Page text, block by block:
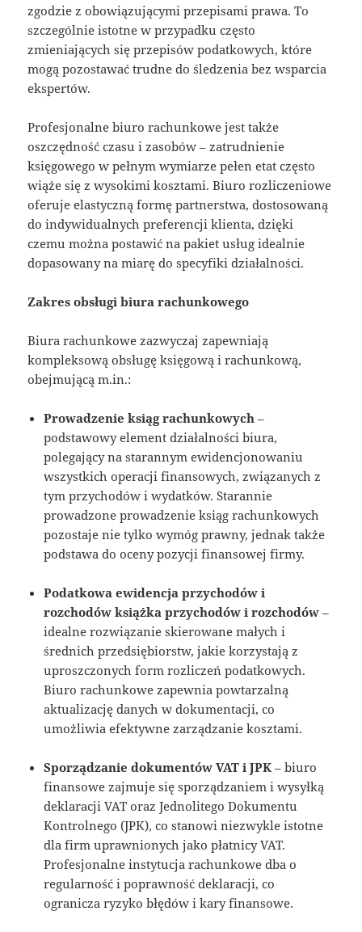
zgodzie z obowiązującymi przepisami prawa. To
szczególnie istotne w przypadku często
zmieniających się przepisów podatkowych, które
mogą pozostawać trudne do śledzenia bez wsparcia
ekspertów.
Profesjonalne biuro rachunkowe jest także
oszczędność czasu i zasobów – zatrudnienie
księgowego w pełnym wymiarze pełen etat często
wiąże się z wysokimi kosztami. Biuro rozliczeniowe
oferuje elastyczną formę partnerstwa, dostosowaną
do indywidualnych preferencji klienta, dzięki
czemu można postawić na pakiet usług idealnie
dopasowany na miarę do specyfiki działalności.
Zakres obsługi biura rachunkowego
Biura rachunkowe zazwyczaj zapewniają
kompleksową obsługę księgową i rachunkową,
obejmującą m.in.:
Prowadzenie ksiąg rachunkowych –
podstawowy element działalności biura,
polegający na starannym ewidencjonowaniu
wszystkich operacji finansowych, związanych z
tym przychodów i wydatków. Starannie
prowadzone prowadzenie ksiąg rachunkowych
pozostaje nie tylko wymóg prawny, jednak także
podstawa do oceny pozycji finansowej firmy.
Podatkowa ewidencja przychodów i
rozchodów książka przychodów i rozchodów –
idealne rozwiązanie skierowane małych i
średnich przedsiębiorstw, jakie korzystają z
uproszczonych form rozliczeń podatkowych.
Biuro rachunkowe zapewnia powtarzalną
aktualizację danych w dokumentacji, co
umożliwia efektywne zarządzanie kosztami.
Sporządzanie dokumentów VAT i JPK – biuro
finansowe zajmuje się sporządzaniem i wysyłką
deklaracji VAT oraz Jednolitego Dokumentu
Kontrolnego (JPK), co stanowi niezwykle istotne
dla firm uprawnionych jako płatnicy VAT.
Profesjonalne instytucja rachunkowe dba o
regularność i poprawność deklaracji, co
ogranicza ryzyko błędów i kary finansowe.